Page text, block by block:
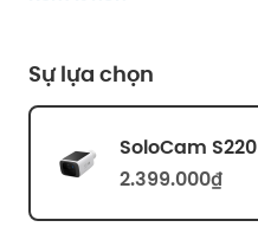
Sự lựa chọn
SoloCam S220
2.399.000₫